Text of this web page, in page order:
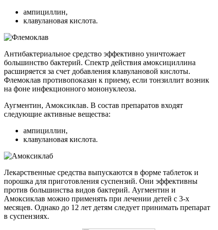
ампициллин,
клавулановая кислота.
Антибактериальное средство эффективно уничтожает
большинство бактерий. Спектр действия амоксициллина
расширяется за счет добавления клавулановой кислоты.
Флемоклав противопоказан к приему, если тонзиллит возник
на фоне инфекционного мононуклеоза.
Аугментин, Амоксиклав. В состав препаратов входят
следующие активные вещества:
ампициллин,
клавулановая кислота.
Лекарственные средства выпускаются в форме таблеток и
порошка для приготовления суспензий. Они эффективны
против большинства видов бактерий. Аугментин и
Амоксиклав можно применять при лечении детей с 3-х
месяцев. Однако до 12 лет детям следует принимать препарат
в суспензиях.